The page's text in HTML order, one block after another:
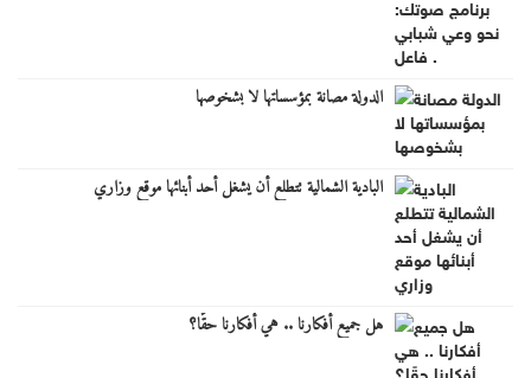
الدولة مصانة بمؤسساتها لا بشخوصها
البادية الشمالية تتطلع أن يشغل أحد أبنائها موقع وزاري
هل جميع أفكارنا .. هي أفكارنا حقًا؟